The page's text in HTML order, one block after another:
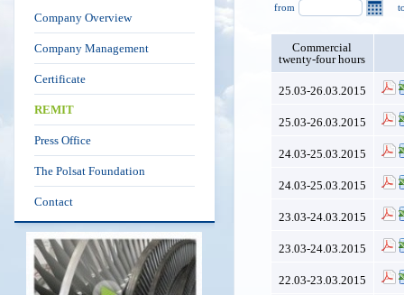
Company Overview
Company Management
Certificate
REMIT
Press Office
The Polsat Foundation
Contact
from
Commercial
twenty-four hours
25.03-26.03.2015
25.03-26.03.2015
24.03-25.03.2015
24.03-25.03.2015
23.03-24.03.2015
23.03-24.03.2015
22.03-23.03.2015